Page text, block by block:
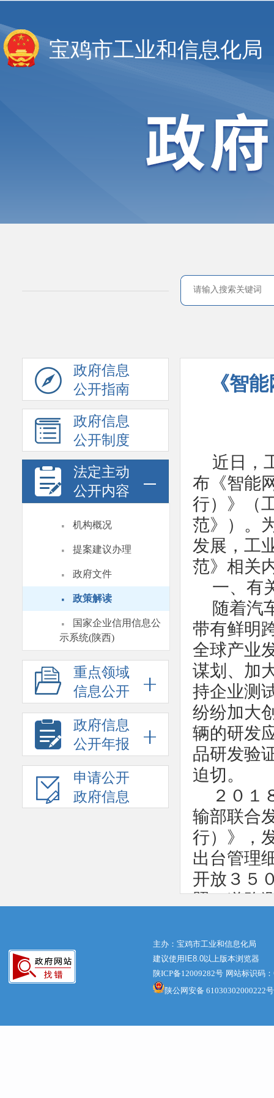
宝鸡市工业和信息化局
政府信息
公开指南
政府信息
公开制度
法定主动
公开内容
· 机构概况
· 提案建议办理
· 政府文件
· 政策解读
·
国家企业信用信息公
示系统(陕西)
重点领域
信息公开
政府信息
公开年报
申请公开
政府信息
《智
近日，
布《智能
行）》（
范》）。
发展，工
范》相关
一、有
随着汽
带有鲜明
全球产业
谋划、加
持企业测
纷纷加大
辆的研发
品研发验
迫切。
２０１
输部联合
行）》，
出台管理
开放３５
照，道路
等新模式
用。道路
产业发展
场渗透率
主办：宝鸡市工业和信息化局
建议使用IE8.0以上版本浏览器
陕ICP备12009282号 网站标识码
陕公网安备 61030302000222号